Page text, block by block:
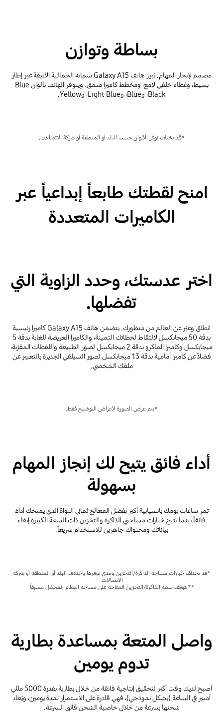
بساطة وتوازن
مصمم لإنجاز المهام. يُبرز هاتف Galaxy A15 سماته الجمالية الأنيقة عبر إطار
بسيط، وغطاء خلفي لامع، ومخطط كاميرا منمق. ويتوفر الهاتف بألوان Blue
Black، وBlue، وLight Blue، وYellow.
*قد يختلف توفر الألوان حسب البلد أو المنطقة أو شركة الاتصالات.
امنح لقطتك طابعاً إبداعياً عبر
الكاميرات المتعددة
اختر عدستك، وحدد الزاوية التي
تفضلها.
انطلق وعبّر عن العالم من منظورك. يتضمن هاتف Galaxy A15 كاميرا رئيسية
بدقة 50 ميجابكسل لالتقاط لحظاتك الثمينة، والكاميرا العريضة للغاية بدقة 5
ميجابكسل وكاميرا الماكرو بدقة 2 ميجابكسل لصور الطبيعة واللقطات المقرّبة،
فضلاً عن كاميرا أمامية بدقة 13 ميجابكسل لصور السيلفي الجديرة بالتعبير عن
ملفك الشخصي.
*يتم عرض الصورة لأغراض التوضيح فقط.
أداء فائق يتيح لك إنجاز المهام
بسهولة
تمر ساعات يومك بانسيابية أكبر بفضل المعالج ثماني النواة الذي يمنحك أداءً
فائقاً بينما تتيح خيارات مساحتي الذاكرة والتخزين ذات السعة الكبيرة إبقاء
بياناتك ومحتواك جاهزين للاستخدام سريعاً.
*قد تختلف خيارات مساحة الذاكرة/التخزين ومدى توفرها باختلاف البلد أو المنطقة أو شركة
الاتصالات.
**تتوقف سعة الذاكرة/التخزين المتاحة على مساحة النظام المحمَّل مسبقاً.
واصل المتعة بمساعدة بطارية
تدوم يومين
أصبح لديك وقت أكبر لتحقيق إنتاجية فائقة من خلال بطارية بقدرة 5000 مللي
أمبير في الساعة (بشكل نموذجي)، فهي قادرة على الاستمرار لمدة يومين، ويُعاد
شحنها بسرعة من خلال خاصية الشحن فائق السرعة.